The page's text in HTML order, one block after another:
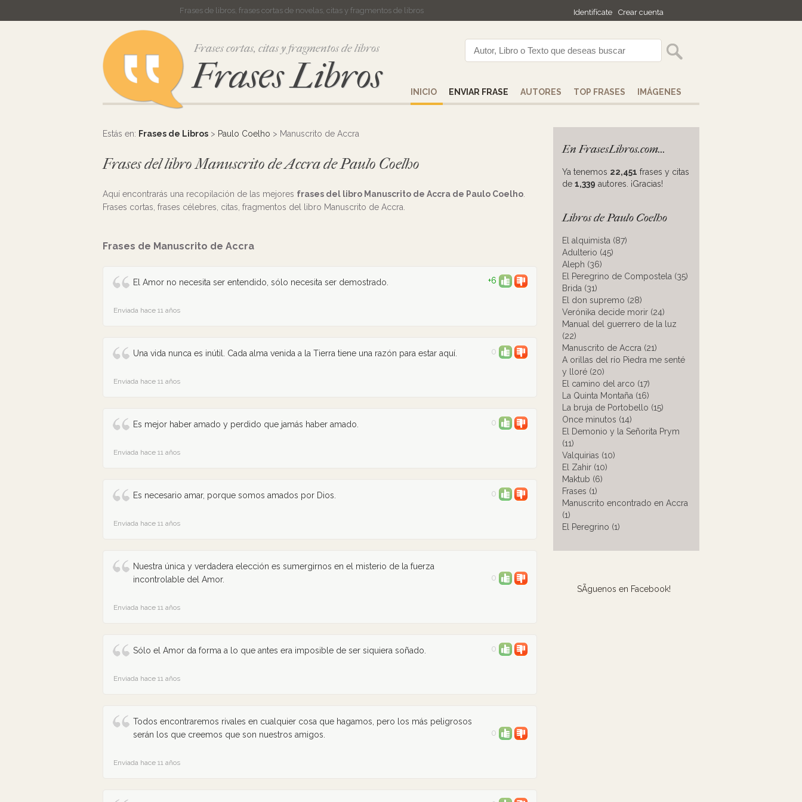
Identifícate Crear cuenta
Frases de libros, frases cortas de novelas, citas y fragmentos de libros
Frases cortas, citas y fragmentos de libros
Frases Libros INICIO ENVIAR FRASE AUTORES TOP FRASES IMÁGENES
Estás en: Frases de Libros > Paulo Coelho > Manuscrito de Accra
Frases del libro Manuscrito de Accra de Paulo Coelho
Aquí encontrarás una recopilación de las mejores frases del libro Manuscrito de Accra de Paulo Coelho
Frases cortas, frases célebres, citas, fragmentos del libro Manuscrito de Accra.
Frases de Manuscrito de Accra
El Amor no necesita ser entendido, sólo necesita ser demostrado. +6
Enviada hace 11 años
Una vida nunca es inútil. Cada alma venida a la Tierra tiene una razón para estar aquí. 0
Enviada hace 11 años
Es mejor haber amado y perdido que jamás haber amado. 0
Enviada hace 11 años
Es necesario amar, porque somos amados por Dios. 0
Enviada hace 11 años
Nuestra única y verdadera elección es sumergirnos en el misterio de la fuerza
incontrolable del Amor.
0
Enviada hace 11 años
Sólo el Amor da forma a lo que antes era imposible de ser siquiera soñado. 0
Enviada hace 11 años
Todos encontraremos rivales en cualquier cosa que hagamos, pero los más peligrosos
serán los que creemos que son nuestros amigos.
0
Enviada hace 11 años
En FrasesLibros.com...
Ya tenemos 22,451 frases y citas
de 1,339 autores. ¡Gracias!
Libros de Paulo Coelho
El alquimista (87)
Adulterio (45)
Aleph (36)
El Peregrino de Compostela (35)
Brida (31)
El don supremo (28)
Verónika decide morir (24)
Manual del guerrero de la luz
(22)
Manuscrito de Accra (21)
A orillas del río Piedra me senté
y lloré (20)
El camino del arco (17)
La Quinta Montaña (16)
La bruja de Portobello (15)
Once minutos (14)
El Demonio y la Señorita Prym
(11)
Valquirias (10)
El Zahir (10)
Maktub (6)
Frases (1)
Manuscrito encontrado en Accra
(1)
El Peregrino (1)
SÃ­guenos en Facebook!